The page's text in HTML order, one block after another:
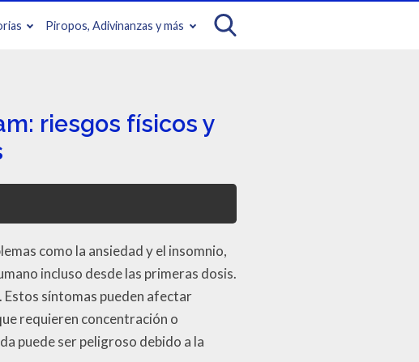
Piropos, Adivinanzas y más
riesgos físicos y
como la ansiedad y el insomnio,
incluso desde las primeras dosis.
Estos síntomas pueden afectar
requieren concentración o
puede ser peligroso debido a la